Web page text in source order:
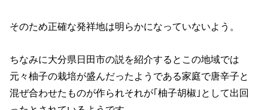
そのため正確な発祥地は明らかになっていないよう。
ちなみに大分県日田市の説を紹介するとこの地域では
元々柚子の栽培が盛んだったようである家庭で唐辛子と
混ぜ合わせたものが作られそれが｢柚子胡椒｣として出回